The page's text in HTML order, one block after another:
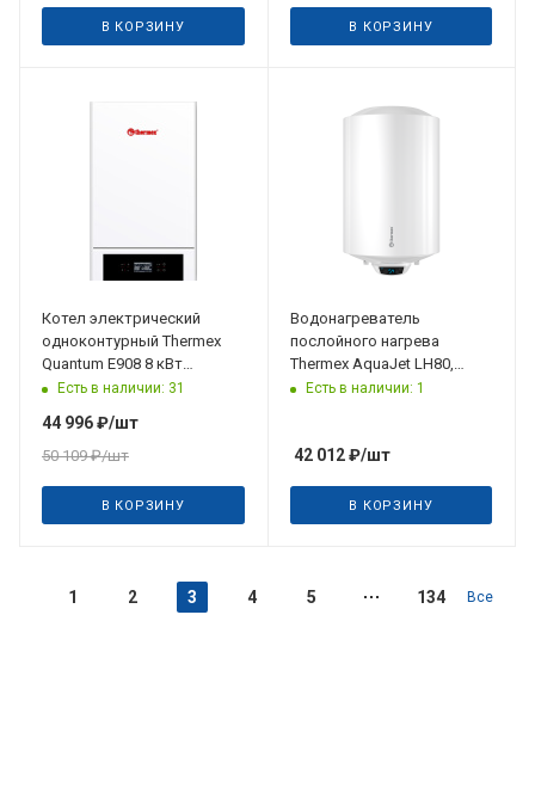
В КОРЗИНУ В КОРЗИНУ
Котел электрический
одноконтурный Thermex
Quantum E908 8 кВт
(230/380 В)
Есть в наличии: 31
44 996₽/шт
50 109₽/шт
В КОРЗИНУ
Водонагреватель
послойного нагрева
Thermex AquaJet LH80,
настенный
Есть в наличии: 1
42 012₽/шт
В КОРЗИНУ
1 2 3 4 5 134 Все